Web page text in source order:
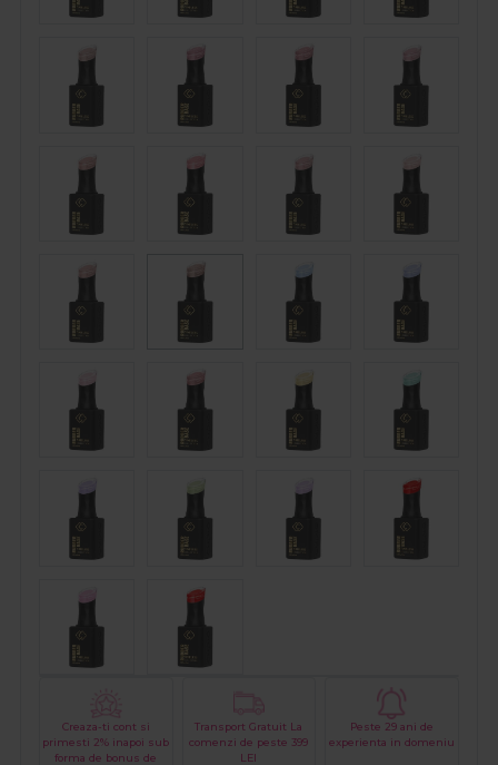
Creaza-ti cont si
primesti 2% inapoi sub
forma de bonus de
Transport Gratuit La
comenzi de peste 399
LEI
Peste 29 ani de
experienta in domeniu